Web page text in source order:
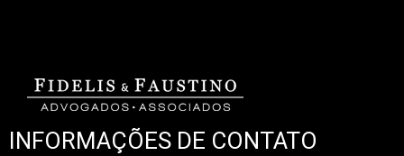
INFORMAÇÕES DE CONTATO